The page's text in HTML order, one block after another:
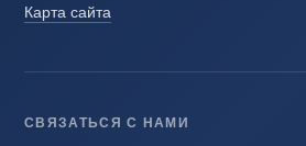
Карта сайта
СВЯЗАТЬСЯ С НАМИ